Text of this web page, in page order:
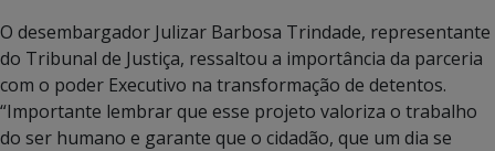
O desembargador Julizar Barbosa Trindade, representante
do Tribunal de Justiça, ressaltou a importância da parceria
com o poder Executivo na transformação de detentos.
“Importante lembrar que esse projeto valoriza o trabalho
do ser humano e garante que o cidadão, que um dia se